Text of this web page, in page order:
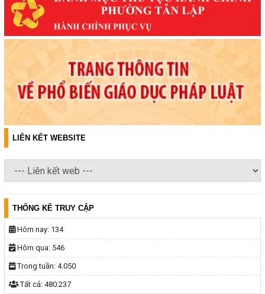
LIÊN KẾT WEBSITE
THỐNG KÊ TRUY CẬP
Hôm nay: 134
Hôm qua: 546
Trong tuần: 4.050
Tất cả: 480.237